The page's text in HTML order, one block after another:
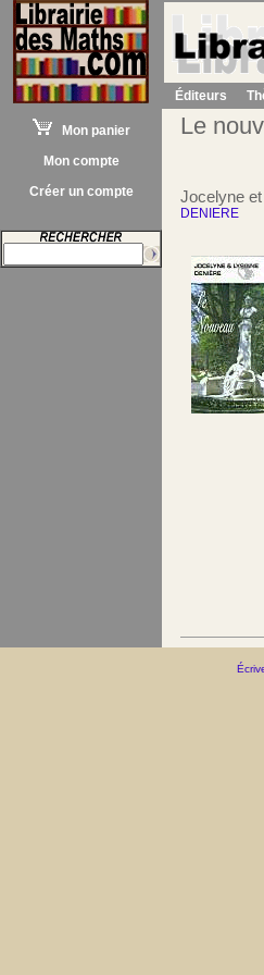
Mon panier
Mon compte
Créer un compte
Éditeurs
Le
Jocelyne
DENIERE